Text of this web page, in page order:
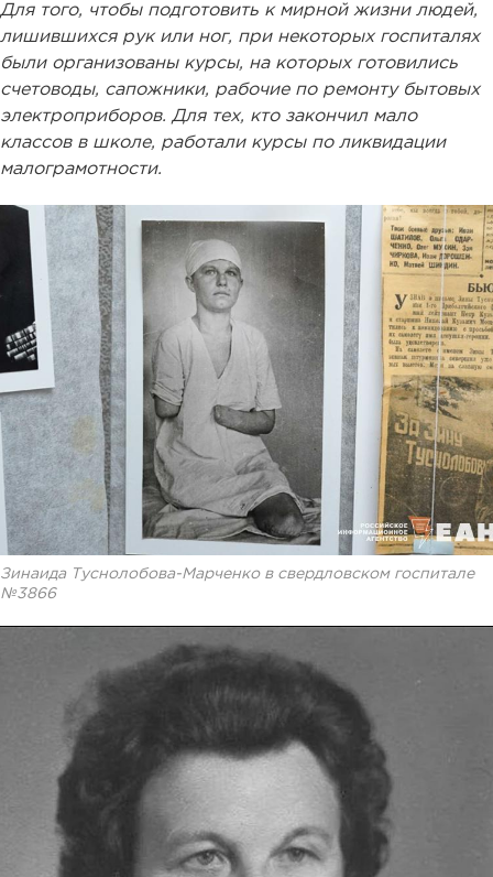
Для того, чтобы подготовить к мирной жизни людей,
лишившихся рук или ног, при некоторых госпиталях
были организованы курсы, на которых готовились
счетоводы, сапожники, рабочие по ремонту бытовых
электроприборов. Для тех, кто закончил мало
классов в школе, работали курсы по ликвидации
малограмотности.
Зинаида Туснолобова-Марченко в свердловском госпитале
№3866